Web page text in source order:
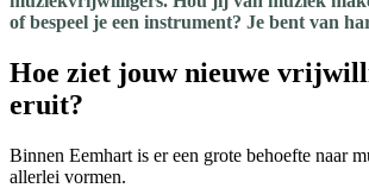
of bespeel je een instrument? Je bent van
Hoe ziet jouw nieuwe
eruit?
Binnen Eemhart is er een grote behoefte naar
allerlei vormen.